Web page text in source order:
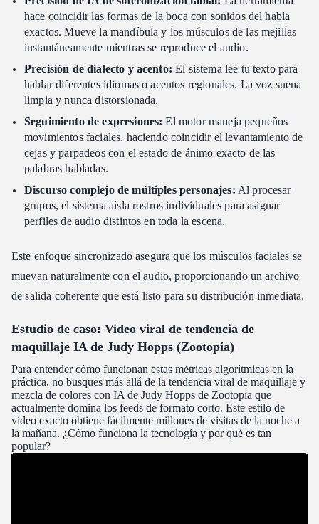
hace coincidir las formas de la boca con sonidos del habla
exactos. Mueve la mandíbula y los músculos de las mejillas
instantáneamente mientras se reproduce el audio.
Precisión de dialecto y acento: El sistema lee tu texto para
hablar diferentes idiomas o acentos regionales. La voz suena
limpia y nunca distorsionada.
Seguimiento de expresiones: El motor maneja pequeños
movimientos faciales, haciendo coincidir el levantamiento de
cejas y parpadeos con el estado de ánimo exacto de las
palabras habladas.
Discurso complejo de múltiples personajes: Al procesar
grupos, el sistema aísla rostros individuales para asignar
perfiles de audio distintos en toda la escena.
Este enfoque sincronizado asegura que los músculos faciales se
muevan naturalmente con el audio, proporcionando un archivo
de salida coherente que está listo para su distribución inmediata.
Estudio de caso: Video viral de tendencia de
maquillaje IA de Judy Hopps (Zootopia)
Para entender cómo funcionan estas métricas algorítmicas en la
práctica, no busques más allá de la tendencia viral de maquillaje y
mezcla de colores con IA de Judy Hopps de Zootopia que
actualmente domina los feeds de formato corto. Este estilo de
video exacto obtiene fácilmente millones de visitas de la noche a
la mañana. ¿Cómo funciona la tecnología y por qué es tan
popular?